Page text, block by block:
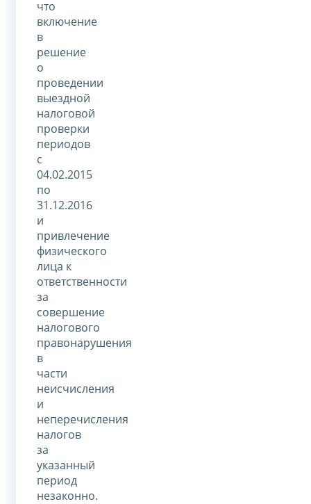
что
включение
в
решение
о
проведении
выездной
налоговой
проверки
периодов
с
04.02.2015
по
31.12.2016
и
привлечение
физического
лица к
ответственности
за
совершение
налогового
правонарушения
в
части
неисчисления
и
неперечисления
налогов
за
указанный
период
незаконно.